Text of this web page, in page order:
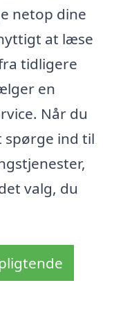
netop dine
at læse
tidligere
en
Når du
spørge ind til
valg, du